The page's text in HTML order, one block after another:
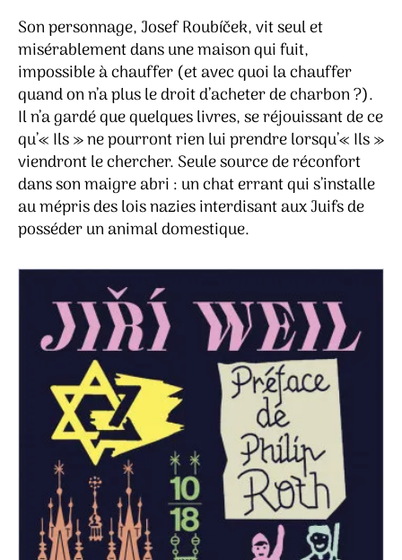
Son personnage, Josef Roubíček, vit seul et
misérablement dans une maison qui fuit,
impossible à chauffer (et avec quoi la chauffer
quand on n’a plus le droit d’acheter de charbon ?).
Il n’a gardé que quelques livres, se réjouissant de ce
qu’« Ils » ne pourront rien lui prendre lorsqu’« Ils »
viendront le chercher. Seule source de réconfort
dans son maigre abri : un chat errant qui s’installe
au mépris des lois nazies interdisant aux Juifs de
posséder un animal domestique.